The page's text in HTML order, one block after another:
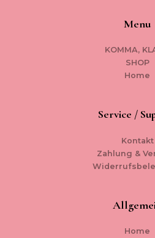
Menu
KOMMA,
SHOP
Home
Service /
Kontakt
Zahlung &
Home